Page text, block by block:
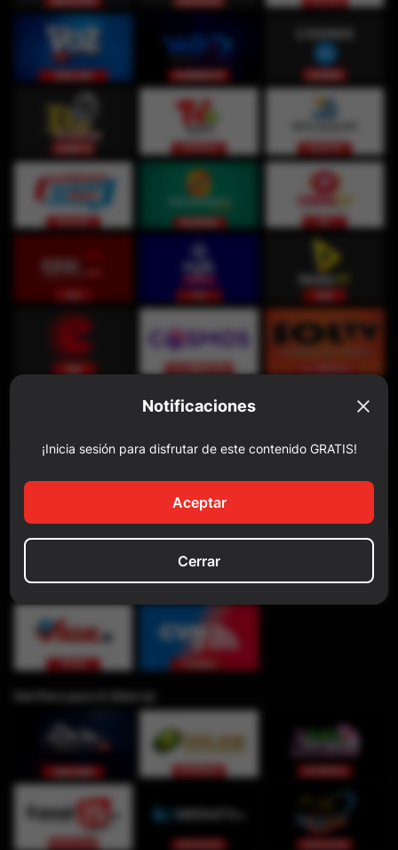
Notificaciones
¡Inicia sesión para disfrutar de este contenido GRATIS!
Aceptar
Cerrar